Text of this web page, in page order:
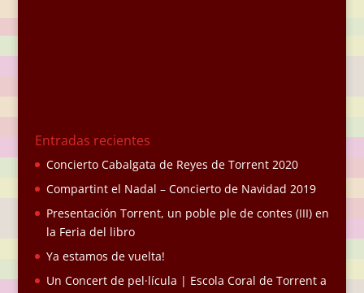
Entradas recientes
Concierto Cabalgata de Reyes de Torrent 2020
Compartint el Nadal – Concierto de Navidad 2019
Presentación Torrent, un poble ple de contes (III) en
la Feria del libro
Ya estamos de vuelta!
Un Concert de pel·lícula | Escola Coral de Torrent a